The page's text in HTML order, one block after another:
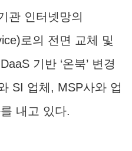
관 인터넷망의
로의 전면 교체 및
기반 ‘온북’ 변경
SI 업체, MSP사와 업
내고 있다.